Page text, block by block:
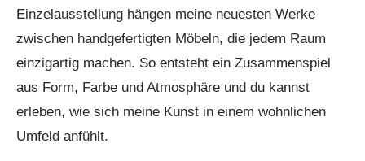
Einzelausstellung hängen meine neuesten Werke
zwischen handgefertigten Möbeln, die jedem Raum
einzigartig machen. So entsteht ein Zusammenspiel
aus Form, Farbe und Atmosphäre und du kannst
erleben, wie sich meine Kunst in einem wohnlichen
Umfeld anfühlt.